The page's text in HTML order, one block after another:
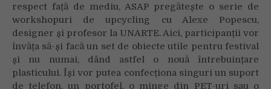
respect față de mediu, ASAP pregătește o serie de
workshopuri de upcycling cu Alexe Popescu,
designer și profesor la UNARTE. Aici, participanții vor
învăța să-și facă un set de obiecte utile pentru festival
și nu numai, dând astfel o nouă întrebuințare
plasticului. Își vor putea confecționa singuri un suport
de telefon, un portofel, o minge din PET-uri sau o